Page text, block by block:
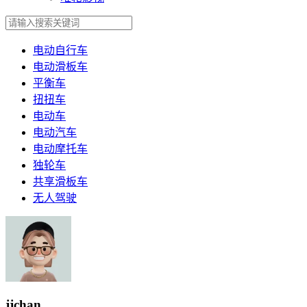
电动自行车
电动滑板车
平衡车
扭扭车
电动车
电动汽车
电动摩托车
独轮车
共享滑板车
无人驾驶